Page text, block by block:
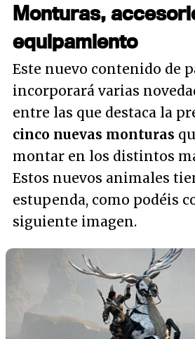
Monturas,
equipamiento
Este nuevo contenido de
incorporará varias
entre las que destaca la
cinco nuevas monturas
montar en los distintos
Estos nuevos animales
estupenda, como podéis
siguiente imagen.